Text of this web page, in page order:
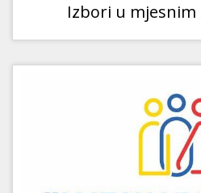
Izbori u mjesnim